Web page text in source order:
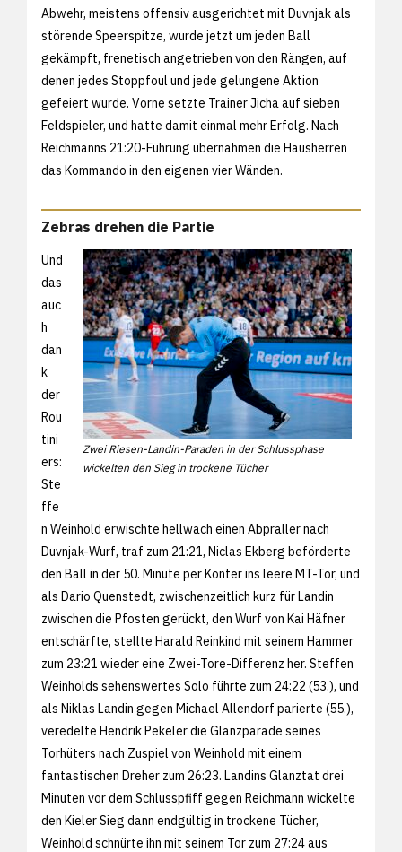
Abwehr, meistens offensiv ausgerichtet mit Duvnjak als
störende Speerspitze, wurde jetzt um jeden Ball
gekämpft, frenetisch angetrieben von den Rängen, auf
denen jedes Stoppfoul und jede gelungene Aktion
gefeiert wurde. Vorne setzte Trainer Jicha auf sieben
Feldspieler, und hatte damit einmal mehr Erfolg. Nach
Reichmanns 21:20-Führung übernahmen die Hausherren
das Kommando in den eigenen vier Wänden.
Zebras drehen die Partie
Zwei Riesen-Landin-Paraden in der Schlussphase
wickelten den Sieg in trockene Tücher
Und
das
auc
h
dan
k
der
Rou
tini
ers:
Ste
ffe
n Weinhold erwischte hellwach einen Abpraller nach
Duvnjak-Wurf, traf zum 21:21, Niclas Ekberg beförderte
den Ball in der 50. Minute per Konter ins leere MT-Tor, und
als Dario Quenstedt, zwischenzeitlich kurz für Landin
zwischen die Pfosten gerückt, den Wurf von Kai Häfner
entschärfte, stellte Harald Reinkind mit seinem Hammer
zum 23:21 wieder eine Zwei-Tore-Differenz her. Steffen
Weinholds sehenswertes Solo führte zum 24:22 (53.), und
als Niklas Landin gegen Michael Allendorf parierte (55.),
veredelte Hendrik Pekeler die Glanzparade seines
Torhüters nach Zuspiel von Weinhold mit einem
fantastischen Dreher zum 26:23. Landins Glanztat drei
Minuten vor dem Schlusspfiff gegen Reichmann wickelte
den Kieler Sieg dann endgültig in trockene Tücher,
Weinhold schnürte ihn mit seinem Tor zum 27:24 aus